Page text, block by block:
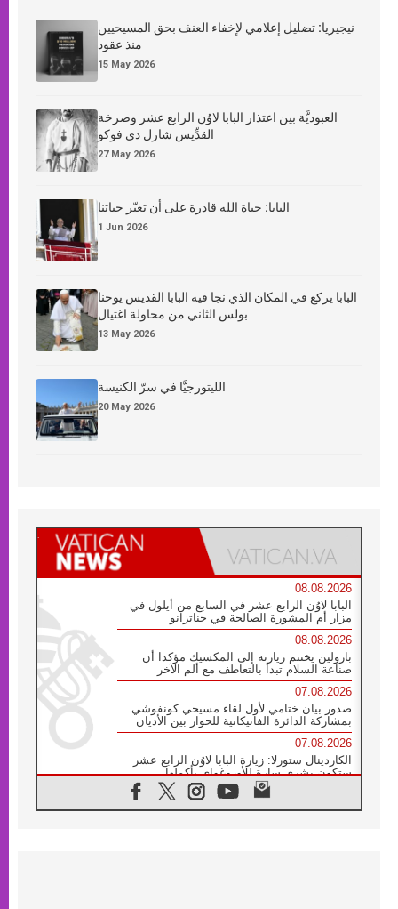
نيجيريا: تضليل إعلامي لإخفاء العنف بحق المسيحيين
منذ عقود
15 May 2026
العبوديَّة بين اعتذار البابا لاوُن الرابع عشر وصرخة
القدِّيس شارل دي فوكو
27 May 2026
البابا: حياة الله قادرة على أن تغيّر حياتنا
1 Jun 2026
البابا يركع في المكان الذي نجا فيه البابا القديس يوحنا
بولس الثاني من محاولة اغتيال
13 May 2026
الليتورجيَّا في سرّ الكنيسة
20 May 2026
08.08.2026
البابا لاوُن الرابع عشر في السابع من أيلول في
مزار أم المشورة الصالحة في جناتزانو
08.08.2026
بارولين يختتم زيارته إلى المكسيك مؤكدا أن
صناعة السلام تبدأ بالتعاطف مع ألم الآخر
07.08.2026
صدور بيان ختامي لأول لقاء مسيحي كونفوشي
بمشاركة الدائرة الفاتيكانية للحوار بين الأديان
07.08.2026
الكاردينال ستورلا: زيارة البابا لاوُن الرابع عشر
ستكون بشرى سارة للأوروغواي بأكملها
الفاتيكان يعلن برنامج الزيارة الرسولية للبابا لاوُن